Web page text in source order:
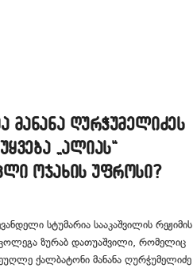
მანანა ღურჭუმელიძეს
„ალიას“
ოჯახის უფროსი?
სტუმარია სააკაშვილის რეჟიმის
კოლეგა ზურაბ დათუაშვილი, რომელიც
ქალბატონი მანანა ღურჭუმელიძე